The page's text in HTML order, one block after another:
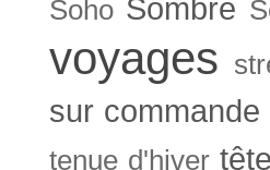
Soho Sombre
voyages
sur commande
tenue d'hiver